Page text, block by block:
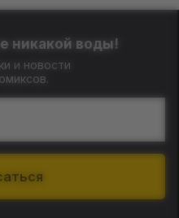
никакой воды!
и новости